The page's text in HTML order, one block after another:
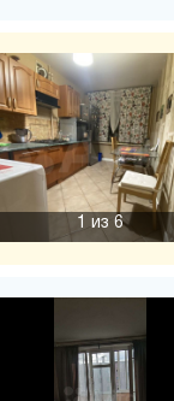
1 из 6